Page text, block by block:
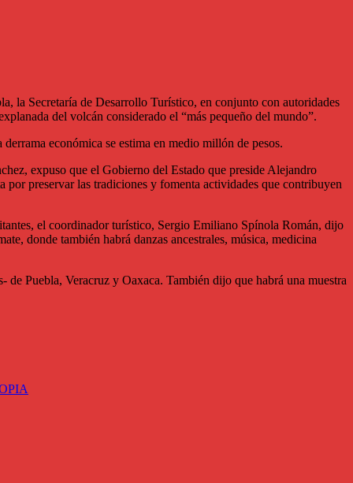
la Secretaría de Desarrollo Turístico, en conjunto con autoridades
del volcán considerado el “más pequeño del mundo”.
económica se estima en medio millón de pesos.
expuso que el Gobierno del Estado que preside Alejandro
por preservar las tradiciones y fomenta actividades que contribuyen
el coordinador turístico, Sergio Emiliano Spínola Román, dijo
donde también habrá danzas ancestrales, música, medicina
Puebla, Veracruz y Oaxaca. También dijo que habrá una muestra